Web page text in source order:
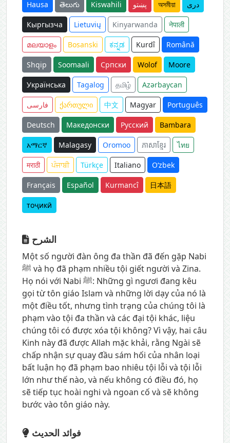
Hausa తెలుగు Kiswahili پښتو অসমীয়া دری
Кыргызча Lietuvių Kinyarwanda नेपाली
മലയാളം Bosanski ಕನ್ನಡ Kurdî Română
Shqip Soomaali Српски Wolof Moore
Українська Tagalog தமிழ் Azərbaycan
فارسی ქართული 中文 Magyar Português
Deutsch Македонски Русский Bambara
አማርኛ Malagasy Oromoo ភាសាខ្មែរ ไทย
मराठी ਪੰਜਾਬੀ Türkçe Italiano O‘zbek
Français Español Kurmancî 日本語
тоҷикӣ
الشرح
Một số người đàn ông đa thần đã đến gặp Nabi
ﷺ và họ đã phạm nhiều tội giết người và Zina.
Họ nói với Nabi ﷺ: Những gì ngươi đang kêu
gọi từ tôn giáo Islam và những lời dạy của nó là
một điều tốt, nhưng tình trạng của chúng tôi là
phạm vào tội đa thần và các đại tội khác, liệu
chúng tôi có được xóa tội không? Vì vậy, hai câu
Kinh này đã được Allah mặc khải, rằng Ngài sẽ
chấp nhận sự quay đầu sám hối của nhân loại
bất luận họ đã phạm bao nhiêu tội lỗi và tội lỗi
lớn như thế nào, và nếu không có điều đó, họ
sẽ tiếp tục hoài nghi và ngoan cố và sẽ không
bước vào tôn giáo này.
فوائد الحديث